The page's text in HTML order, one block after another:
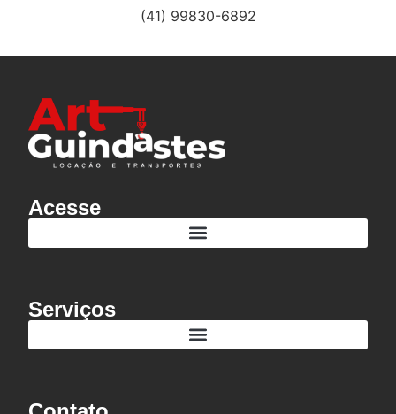
(41) 99830-6892
Acesse
Serviços